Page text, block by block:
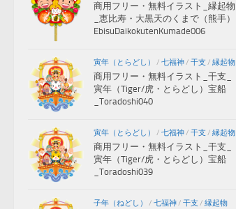
商用フリー・無料イラスト_縁起物
_恵比寿・大黒天のくまで（熊手）
EbisuDaikokutenKumade006
寅年（とらどし） / 七福神/ 干支 / 縁起物
商用フリー・無料イラスト_干支_
寅年（Tiger/虎・とらどし）宝船
_Toradoshi040
寅年（とらどし） / 七福神/ 干支 / 縁起物
商用フリー・無料イラスト_干支_
寅年（Tiger/虎・とらどし）宝船
_Toradoshi039
子年（ねどし） / 七福神/ 干支 / 縁起物